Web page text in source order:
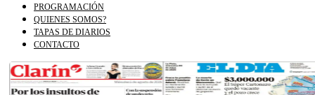
PROGRAMACIÓN
QUIENES SOMOS?
TAPAS DE DIARIOS
CONTACTO